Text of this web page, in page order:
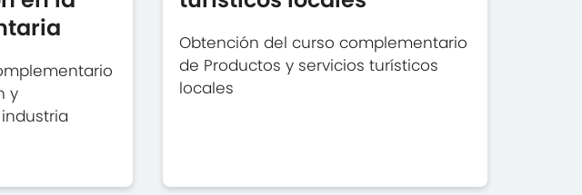
y
Obtención del curso complementario
de Productos y servicios turísticos
locales